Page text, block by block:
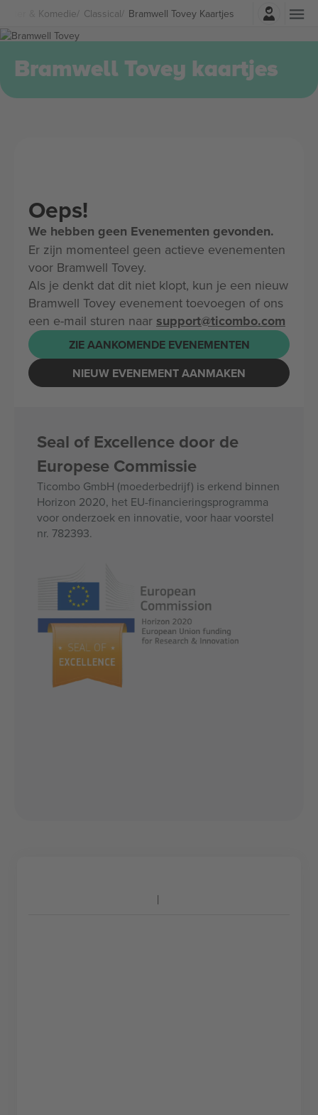
& Komedie Classical Bramwell Tovey Kaartjes
Log in
Bramwell Tovey kaartjes
Oeps!
We hebben geen Evenementen gevonden.
Er zijn momenteel geen actieve evenementen
voor Bramwell Tovey.
Als je denkt dat dit niet klopt, kun je een nieuw
Bramwell Tovey evenement toevoegen of ons
een e-mail sturen naar support@ticombo.com
ZIE AANKOMENDE EVENEMENTEN
NIEUW EVENEMENT AANMAKEN
Seal of Excellence door de
Europese Commissie
Ticombo GmbH (moederbedrijf) is erkend binnen
Horizon 2020, het EU-financieringsprogramma
voor onderzoek en innovatie, voor haar voorstel
nr. 782393.